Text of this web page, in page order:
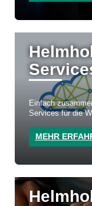
Einfach
Services für die
MEHR